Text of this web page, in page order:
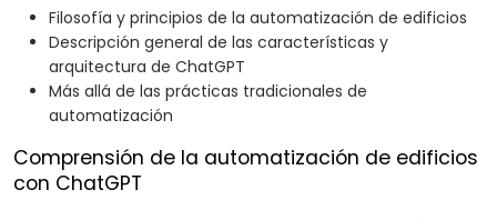
Filosofía y principios de la automatización de edificios
Descripción general de las características y
arquitectura de ChatGPT
Más allá de las prácticas tradicionales de
automatización
Comprensión de la automatización de edificios
con ChatGPT